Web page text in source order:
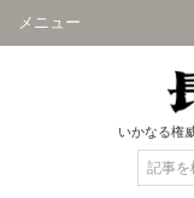
メニュー
いかなる権